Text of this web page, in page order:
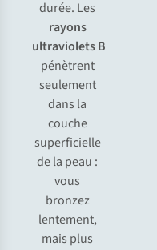
durée. Les
rayons
ultraviolets B
pénètrent
seulement
dans la
couche
superficielle
de la peau :
vous
bronzez
lentement,
mais plus